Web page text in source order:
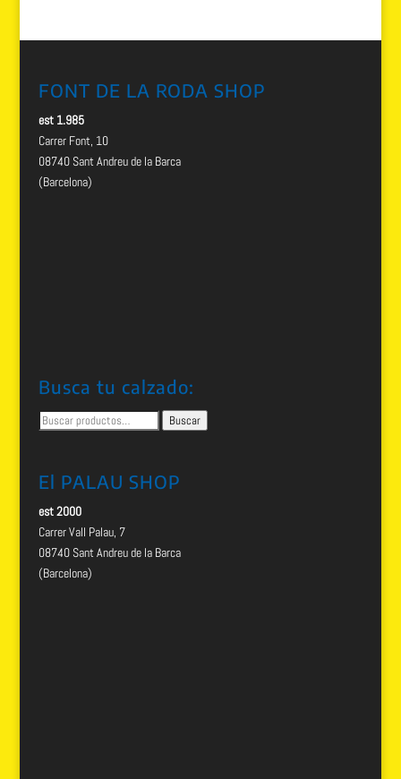
FONT DE LA RODA SHOP
est 1.985
Carrer Font, 10
08740 Sant Andreu de la Barca
(Barcelona)
Busca tu calzado:
Buscar
por:
Buscar
El PALAU SHOP
est 2000
Carrer Vall Palau, 7
08740 Sant Andreu de la Barca
(Barcelona)